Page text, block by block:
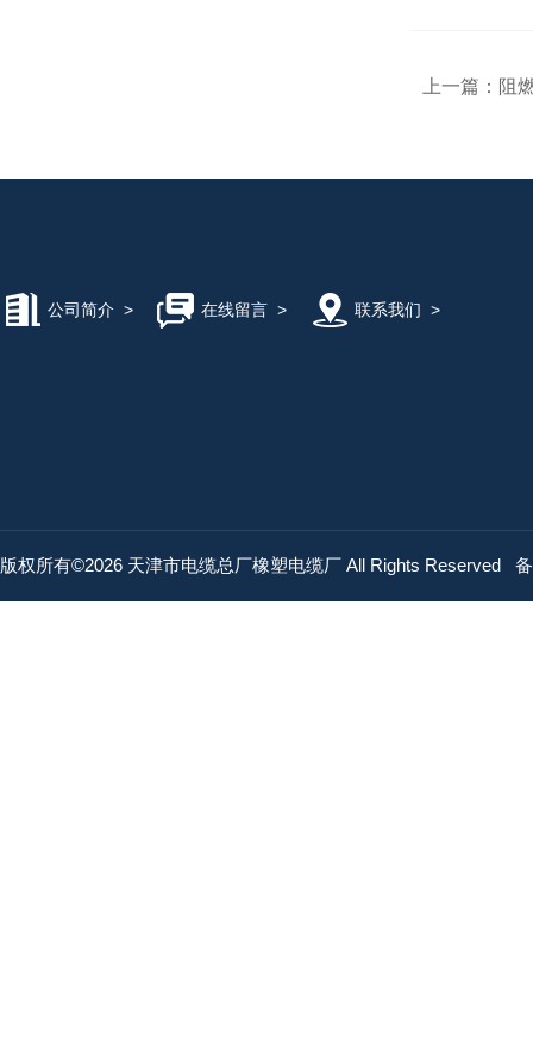
上一篇： 阻
公司简介 > 在线留言> 联系我们 >
版权所有©2026 天津市电缆总厂橡塑电缆厂 All Rights Reserved